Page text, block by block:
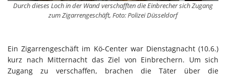
Durch dieses Loch in der Wand verschafften die Einbrecher sich Zugang
zum Zigarrengeschäft, Foto: Polizei Düsseldorf
Ein Zigarrengeschäft im Kö-Center war Dienstagnacht (10.6.)
kurz nach Mitternacht das Ziel von Einbrechern. Um sich
Zugang zu verschaffen, brachen die Täter über die